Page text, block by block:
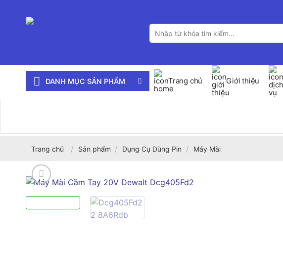
Tìm
kiếm:
DANH MỤC SẢN PHẨM Trang chủ Giới thiệu
Trang chủ / Sản phẩm / Dụng Cụ Dùng Pin / Máy Mài